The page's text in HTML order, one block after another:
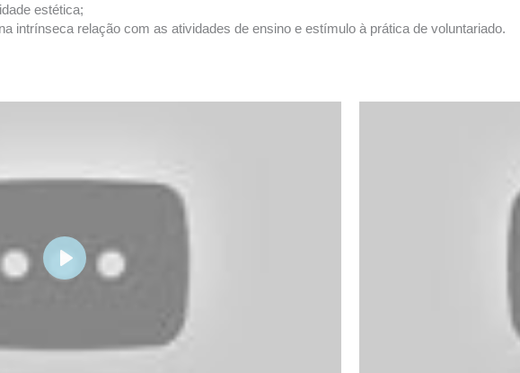
estética;
intrínseca relação com as atividades de ensino e estímulo à prática de voluntariado.
PLAY